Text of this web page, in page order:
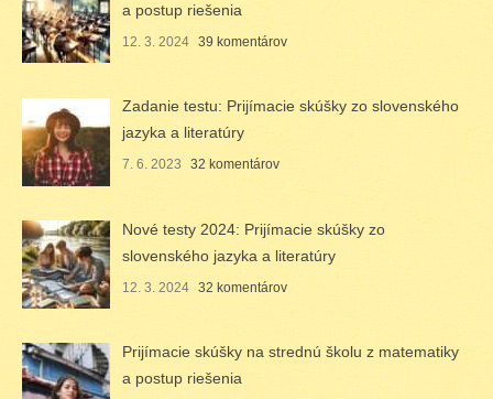
a postup riešenia
12. 3. 2024 39 komentárov
Zadanie testu: Prijímacie skúšky zo slovenského
jazyka a literatúry
7. 6. 2023 32 komentárov
Nové testy 2024: Prijímacie skúšky zo
slovenského jazyka a literatúry
12. 3. 2024 32 komentárov
Prijímacie skúšky na strednú školu z matematiky
a postup riešenia